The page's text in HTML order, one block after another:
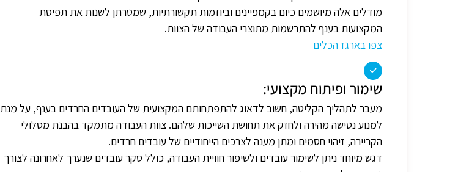
מודלים אלה מיושמים כיום בקמפיינים וביוזמות תקשורתיות, שמטרתן לשנות את תפיסת
המקצועות בענף להתרשמות מתוצרי העבודה של הצוות.
צפו בארגז הכלים
שימור ופיתוח מקצועי:
מעבר לתהליך הקליטה, חשוב לדאוג להתפתחותם המקצועית של העובדים החרדים בענף, על מנת
למנוע נטישה מהירה ולחזק את תחושת השייכות שלהם. צוות העבודה מתמקד בהבנת מסלולי
הקריירה, זיהוי חסמים ומתן מענה לצרכים הייחודיים של עובדים חרדים.
דגש מיוחד ניתן לשימור עובדים ולשיפור חוויית העבודה, כולל סקר עובדים שנערך לאחרונה לצורך